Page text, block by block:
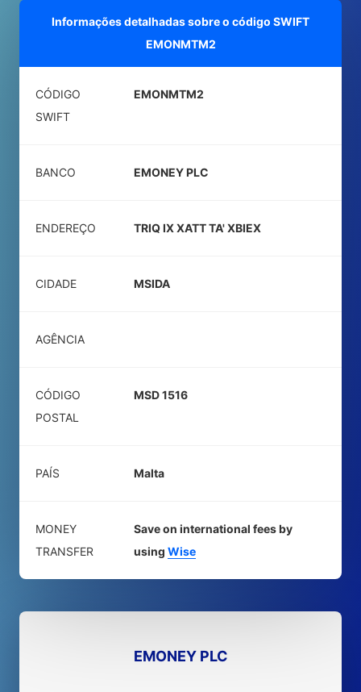
Informações detalhadas sobre o código SWIFT
EMONMTM2
CÓDIGO
SWIFT
EMONMTM2
BANCO EMONEY PLC
ENDEREÇO TRIQ IX XATT TA' XBIEX
CIDADE MSIDA
AGÊNCIA
CÓDIGO
POSTAL
MSD 1516
PAÍS Malta
MONEY
TRANSFER
Save on international fees by
using Wise
EMONEY PLC